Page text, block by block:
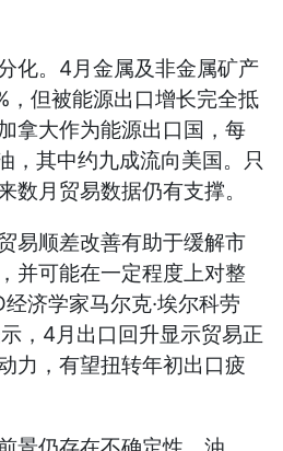
化。4月金属及非金属矿产
，但被能源出口增长完全抵
拿大作为能源出口国，每
，其中约九成流向美国。只
数月贸易数据仍有支撑。
易顺差改善有助于缓解市
并可能在一定程度上对整
济学家马尔克·埃尔科劳
，4月出口回升显示贸易正
力，有望扭转年初出口疲